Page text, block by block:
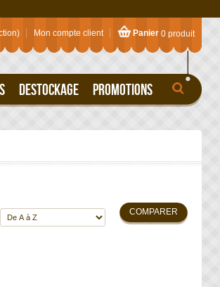
Panier 0 produit
Mon compte client
DESTOCKAGE PROMOTIONS